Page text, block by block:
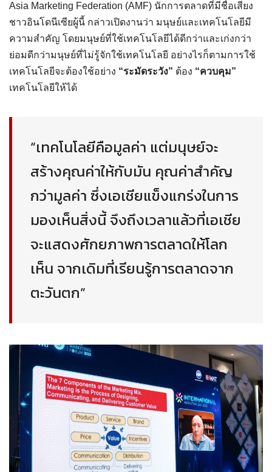
Asia Marketing Federation (AMF) นักการตลาดที่มีชื่อเสียง
ชาวอินโดนีเซียผู้นี้ กล่าวเปิดงานว่า มนุษย์และเทคโนโลยีมี
ความสำคัญ โดยมนุษย์ที่ใช้เทคโนโลยีได้ดีกว่าและเก่งกว่า
ย่อมดีกว่ามนุษย์ที่ไม่รู้จักใช้เทคโนโลยี อย่างไรก็ตามการใช้
เทคโนโลยีจะต้องใช้อย่าง “ระมัดระวัง” ต้อง “ควบคุม”
เทคโนโลยีให้ได้
“เทคโนโลยีคือมูลค่า แต่มนุษย์จะ
สร้างคุณค่าให้กับมัน คุณค่าสำคัญ
กว่ามูลค่า ซึ่งเอเชียแข็งแกร่งในการ
มองเห็นสิ่งนี้ จึงถึงเวลาแล้วที่เอเชีย
จะแสดงศักยภาพการตลาดให้โลก
เห็น จากเดิมที่เรียนรู้การตลาดจาก
ตะวันตก”